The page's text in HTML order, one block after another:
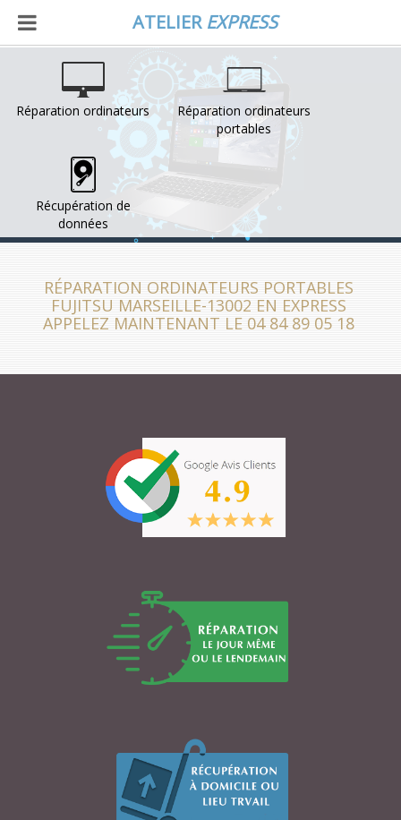
ATELIER EXPRESS
Réparation ordinateurs
Réparation ordinateurs
portables
Récupération de
données
RÉPARATION ORDINATEURS PORTABLES
FUJITSU MARSEILLE-13002 EN EXPRESS
APPELEZ MAINTENANT LE 04 84 89 05 18